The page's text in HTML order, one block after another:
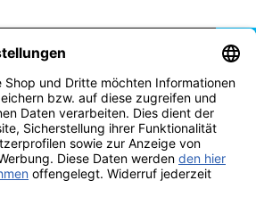
Vertrag widerrufen